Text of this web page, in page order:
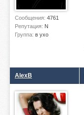
Сообщения: 4761
Репутация: N
Группа: в ухо
AlexB